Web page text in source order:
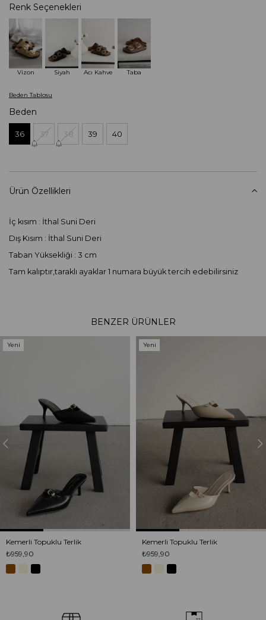
Renk Seçenekleri
Vizon Siyah Acı Kahve Taba
Beden Tablosu
Beden
36 37 38 39 40
Ürün Özellikleri
İç kısım : İthal Suni Deri
Dış Kısım : İthal Suni Deri
Taban Yüksekliği : 3 cm
Tam kalıptır,taraklı ayaklar 1 numara büyük tercih edebilirsiniz
BENZER ÜRÜNLER
Kemerli Topuklu Terlik
₺959,90
Yeni
Kemerli Topuklu Terlik
₺959,90
Yeni